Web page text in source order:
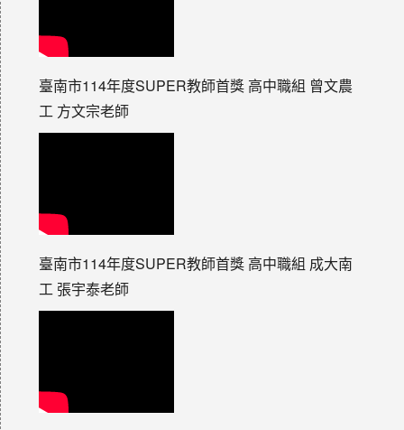
臺南市114年度SUPER教師首獎 高中職組 曾文農
工 方文宗老師
臺南市114年度SUPER教師首獎 高中職組 成大南
工 張宇泰老師